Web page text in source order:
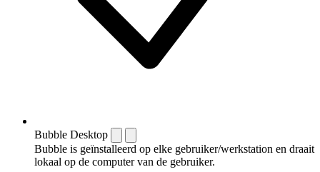
Bubble Desktop
Bubble is geïnstalleerd op elke gebruiker/werkstation en draait
lokaal op de computer van de gebruiker.